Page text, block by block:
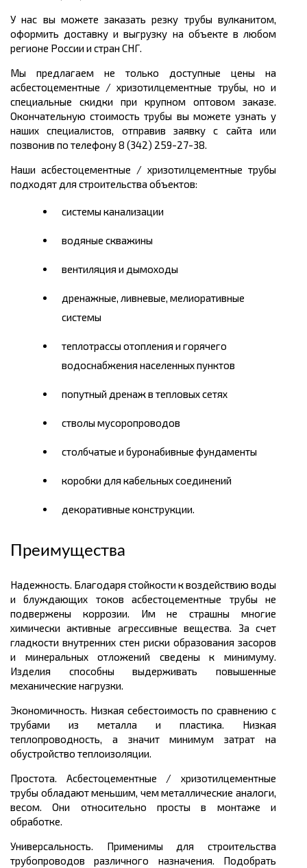
У нас вы можете заказать резку трубы вулканитом,
оформить доставку и выгрузку на объекте в любом
регионе России и стран СНГ.
Мы предлагаем не только доступные цены на
асбестоцементные / хризотилцементные трубы, но и
специальные скидки при крупном оптовом заказе.
Окончательную стоимость трубы вы можете узнать у
наших специалистов, отправив заявку с сайта или
позвонив по телефону 8 (342) 259-27-38.
Наши асбестоцементные / хризотилцементные трубы
подходят для строительства объектов:
системы канализации
водяные скважины
вентиляция и дымоходы
дренажные, ливневые, мелиоративные
системы
теплотрассы отопления и горячего
водоснабжения населенных пунктов
попутный дренаж в тепловых сетях
стволы мусоропроводов
столбчатые и буронабивные фундаменты
коробки для кабельных соединений
декоративные конструкции.
Преимущества
Надежность. Благодаря стойкости к воздействию воды
и блуждающих токов асбестоцементные трубы не
подвержены коррозии. Им не страшны многие
химически активные агрессивные вещества. За счет
гладкости внутренних стен риски образования засоров
и минеральных отложений сведены к минимуму.
Изделия способны выдерживать повышенные
механические нагрузки.
Экономичность. Низкая себестоимость по сравнению с
трубами из металла и пластика. Низкая
теплопроводность, а значит минимум затрат на
обустройство теплоизоляции.
Простота. Асбестоцементные / хризотилцементные
трубы обладают меньшим, чем металлические аналоги,
весом. Они относительно просты в монтаже и
обработке.
Универсальность. Применимы для строительства
трубопроводов различного назначения. Подобрать